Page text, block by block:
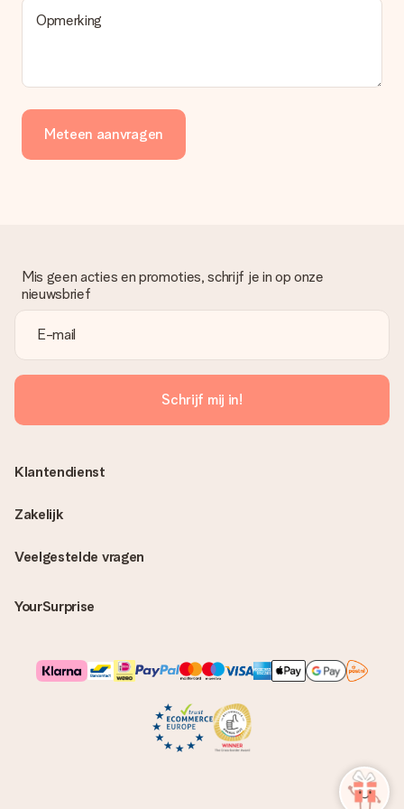
Opmerking
Meteen aanvragen
Mis geen acties en promoties, schrijf je in op onze
nieuwsbrief
Schrijf mij in!
Veelgestelde vragen
YourSurprise
Klantendienst
Zakelijk